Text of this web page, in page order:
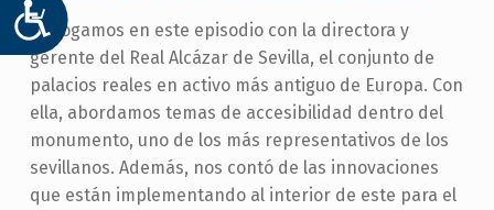
ACCESIBILIDAD
Dialogamos en este episodio con la directora y
gerente del Real Alcázar de Sevilla, el conjunto de
palacios reales en activo más antiguo de Europa. Con
ella, abordamos temas de accesibilidad dentro del
monumento, uno de los más representativos de los
sevillanos. Además, nos contó de las innovaciones
que están implementando al interior de este para el